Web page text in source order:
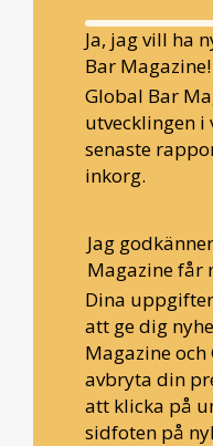
Ja, jag vill ha
Bar Magazine!
Global Bar
utvecklingen i
senaste
inkorg.
Jag
Magazine får
Dina
att ge dig
Magazine
avbryta din
att klicka på
sidfoten på